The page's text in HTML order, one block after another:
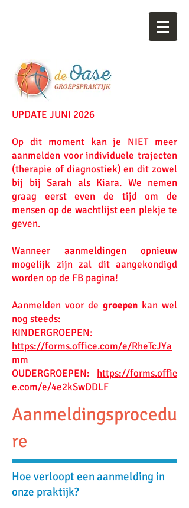
​UPDATE JUNI 2026
Op dit moment kan je NIET meer
aanmelden voor individuele trajecten
(therapie of diagnostiek) en dit zowel
bij bij Sarah als Kiara. We nemen
graag eerst even de tijd om de
mensen op de wachtlijst een plekje te
geven.
Wanneer aanmeldingen opnieuw
mogelijk zijn zal dit aangekondigd
worden op de FB pagina!
Aanmelden voor de groepen kan wel
nog steeds:
KINDERGROEPEN:
https://forms.office.com/e/RheTcJYa
mm
OUDERGROEPEN: https://forms.offic
e.com/e/4e2kSwDDLF
Aanmeldingsprocedu
re
Hoe verloopt een aanmelding in
onze praktijk?